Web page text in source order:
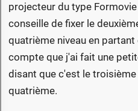
projecteur du type
conseille de fixer le
quatrième niveau en
compte que j'ai fait une
disant que c'est le
quatrième.